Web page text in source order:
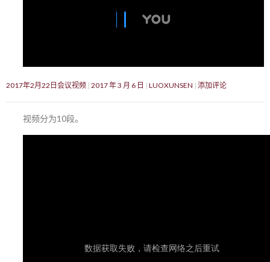
2017年2月22日会议视频 2017 年 3 月 6 日 LUOXUNSEN 添加评论
视频分为10段。